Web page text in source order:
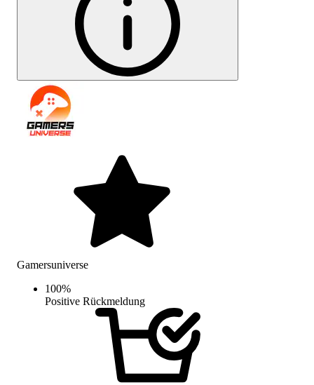
Gamersuniverse
100%
Positive Rückmeldung